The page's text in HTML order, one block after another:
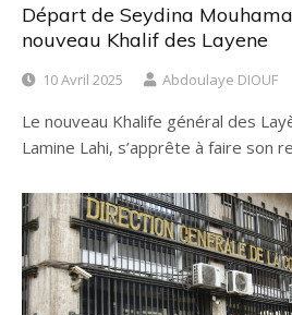
Départ de Seydina
nouveau Khalif des Layene
10 Avril 2025 Abdoulaye DIOUF
Le nouveau Khalife général des
Lamine Lahi, s’apprête à faire son